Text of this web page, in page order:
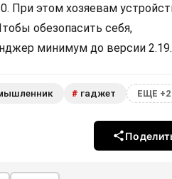
При этом хозяевам
обезопасить себя,
минимум до версии
# гаджет ЕЩЕ +2